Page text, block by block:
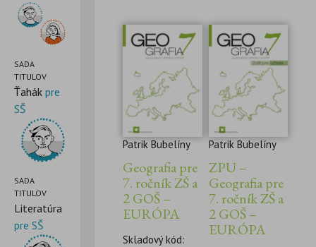
SADA
TITULOV
Ťahák pre
SŠ
SADA
TITULOV
Literatúra
pre SŠ
Patrik Bubelíny
Geografia pre
7. ročník ZŠ a
2 GOŠ –
EURÓPA
Skladový kód:
Patrik Bubelíny
ZPU –
Geografia pre
7. ročník ZŠ a
2 GOŠ –
EURÓPA